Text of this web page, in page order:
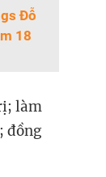
Đỗ
18
làm
đồng